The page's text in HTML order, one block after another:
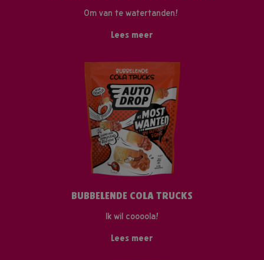
Om van te watertanden!
Lees meer
BUBBELENDE COLA TRUCKS
Ik wil coooola!
Lees meer